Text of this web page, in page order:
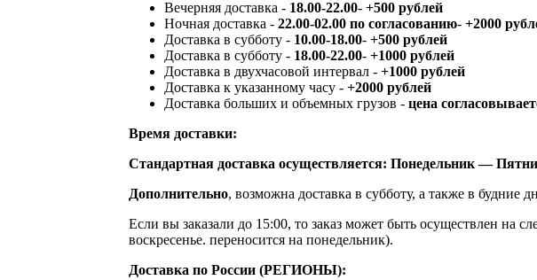
Вечерняя доставка - 18.00-22.00- +500 рублей
Ночная доставка - 22.00-02.00 по согласованию- +2000
Доставка в субботу - 10.00-18.00- +500 рублей
Доставка в субботу - 18.00-22.00- +1000 рублей
Доставка в двухчасовой интервал - +1000 рублей
Доставка к указанному часу - +2000 рублей
Доставка больших и объемных грузов - цена
Время доставки:
Стандартная доставка осуществляется: Понедельник —
Дополнительно, возможна доставка в субботу, а также в
Если вы заказали до 15:00, то заказ может быть осуществлен на
воскресенье. переносится на понедельник).
Доставка по России (РЕГИОНЫ):